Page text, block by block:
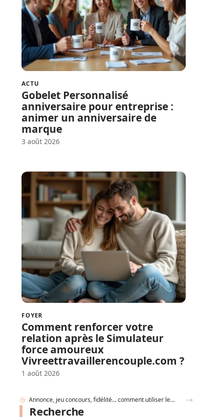
ACTU
Gobelet Personnalisé
anniversaire pour entreprise :
animer un anniversaire de
marque
3 août 2026
FOYER
Comment renforcer votre
relation après le Simulateur
force amoureux
Vivreettravaillerencouple.com ?
1 août 2026
Gobelet Personnalisé anniversaire pour entreprise : animer un anniversaire de marque
Recherche